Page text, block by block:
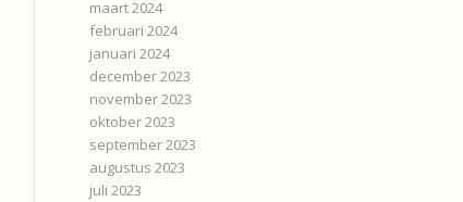
maart 2024
februari 2024
januari 2024
december 2023
november 2023
oktober 2023
september 2023
augustus 2023
juli 2023